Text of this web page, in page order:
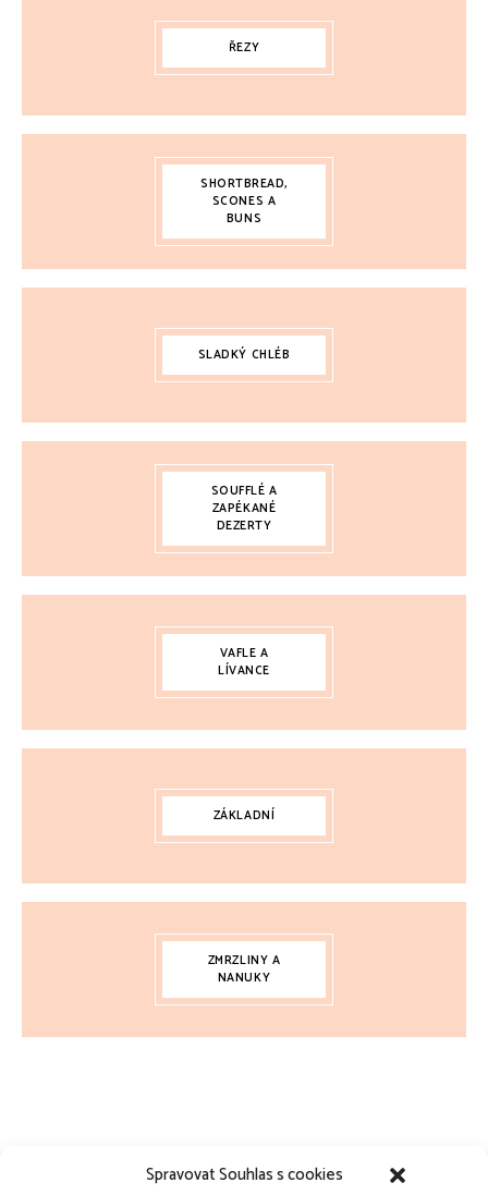
Spravovat Souhlas s cookies
ŘEZY
SHORTBREAD,
SCONES A
BUNS
SLADKÝ CHLÉB
SOUFFLÉ A
ZAPÉKANÉ
DEZERTY
VAFLE A
LÍVANCE
ZÁKLADNÍ
ZMRZLINY A
NANUKY